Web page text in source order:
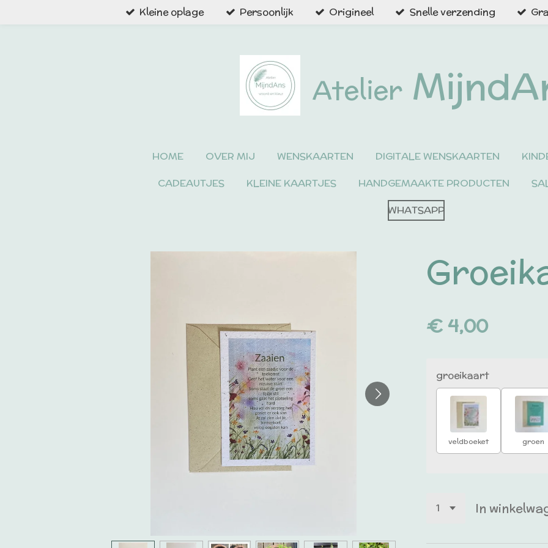
Kleine oplage Persoonlijk Origineel Snelle verzending
Atelier
HOME OVER MIJ WENSKAARTEN DIGITALE WENSKAARTEN
CADEAUTJES
KLEINE KAARTJES HANDGEMAAKTE PRODUCTEN
WHATSAPP
€ 4,00
groeikaart
veldboeket groen
In